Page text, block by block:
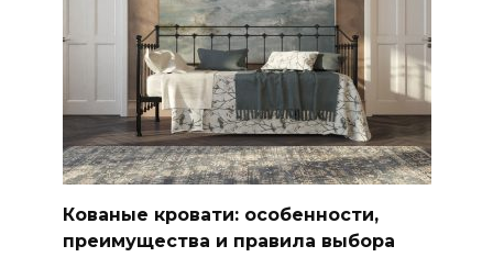
Кованые кровати: особенности,
преимущества и правила выбора